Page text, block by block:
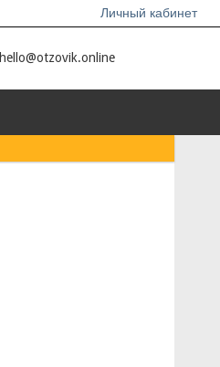
Личный кабинет
hello@otzovik.online